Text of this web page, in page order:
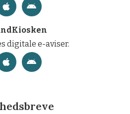
digitale e-aviser.